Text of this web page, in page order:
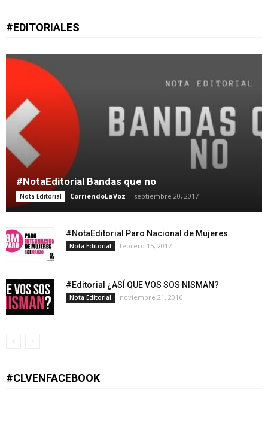
#EDITORIALES
#NotaEditorial Bandas que no
Nota Editorial CorriendoLaVoz - septiembre 20, 2017
#NotaEditorial Paro Nacional de Mujeres
Nota Editorial febrero 15, 2017
#Editorial ¿ASÍ QUE VOS SOS NISMAN?
Nota Editorial noviembre 21, 2016
#CLVENFACEBOOK